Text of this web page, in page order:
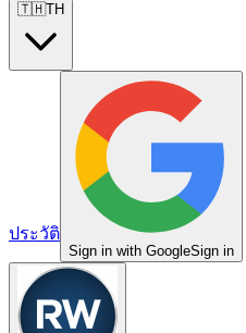
🇹🇭TH
ประวัติ
Sign in with GoogleSign in